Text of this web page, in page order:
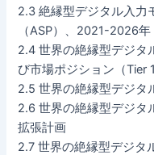
2.3 絶縁型デジタル入力
（ASP）、2021-2026年
2.4 世界の絶縁型デジタ
び市場ポジション（Tier
2.5 世界の絶縁型デジタ
2.6 世界の絶縁型デジタ
拡張計画
2.7 世界の絶縁型デジタ